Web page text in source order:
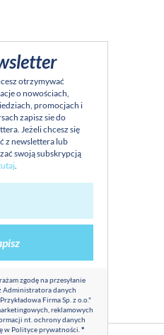
otrzymywać
o nowościach,
promocjach i
zapisz sie do
Jeżeli chcesz się
z newslettera lub
swoją subskrypcją
.
zgodę na przesyłanie
Administratora danych
Firma Sp. z o.o."
reklamowych
nt. ochrony danych
w Polityce prywatności *